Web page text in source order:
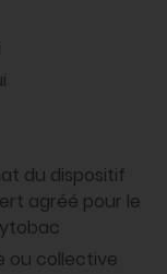
du dispositif
agréé pour le
ou collective